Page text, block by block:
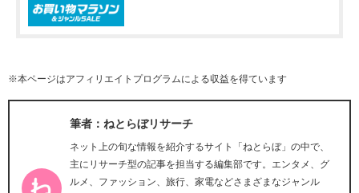
※本ページはアフィリエイトプログラムによる収益を得ています
筆者：ねとらぼリサーチ
ネット上の旬な情報を紹介するサイト「ねとらぼ」の中で、
主にリサーチ型の記事を担当する編集部です。エンタメ、グ
ルメ、ファッション、旅行、家電などさまざまなジャンル